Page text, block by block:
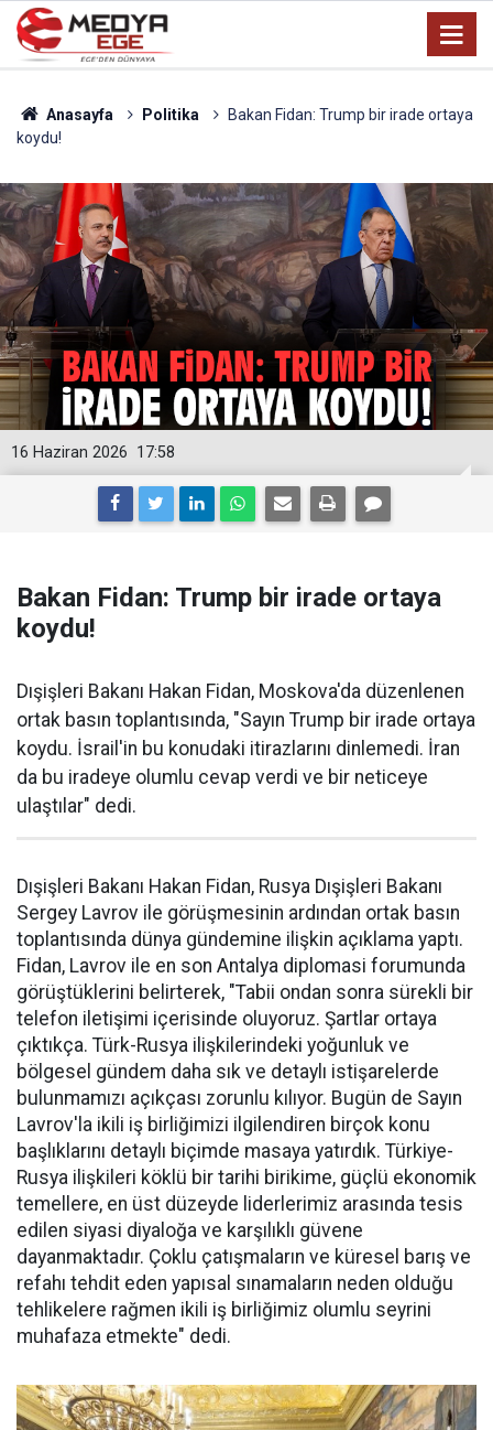
Anasayfa Politika
Bakan Fidan: Trump bir irade ortaya
koydu!
17:58
16 Haziran 2026
Bakan Fidan: Trump bir irade ortaya
koydu!
Dışişleri Bakanı Hakan Fidan, Moskova'da düzenlenen
ortak basın toplantısında, "Sayın Trump bir irade ortaya
koydu. İsrail'in bu konudaki itirazlarını dinlemedi. İran
da bu iradeye olumlu cevap verdi ve bir neticeye
ulaştılar" dedi.
Dışişleri Bakanı Hakan Fidan, Rusya Dışişleri Bakanı
Sergey Lavrov ile görüşmesinin ardından ortak basın
toplantısında dünya gündemine ilişkin açıklama yaptı.
Fidan, Lavrov ile en son Antalya diplomasi forumunda
görüştüklerini belirterek, "Tabii ondan sonra sürekli bir
telefon iletişimi içerisinde oluyoruz. Şartlar ortaya
çıktıkça. Türk-Rusya ilişkilerindeki yoğunluk ve
bölgesel gündem daha sık ve detaylı istişarelerde
bulunmamızı açıkçası zorunlu kılıyor. Bugün de Sayın
Lavrov'la ikili iş birliğimizi ilgilendiren birçok konu
başlıklarını detaylı biçimde masaya yatırdık. Türkiye-
Rusya ilişkileri köklü bir tarihi birikime, güçlü ekonomik
temellere, en üst düzeyde liderlerimiz arasında tesis
edilen siyasi diyaloğa ve karşılıklı güvene
dayanmaktadır. Çoklu çatışmaların ve küresel barış ve
refahı tehdit eden yapısal sınamaların neden olduğu
tehlikelere rağmen ikili iş birliğimiz olumlu seyrini
muhafaza etmekte" dedi.